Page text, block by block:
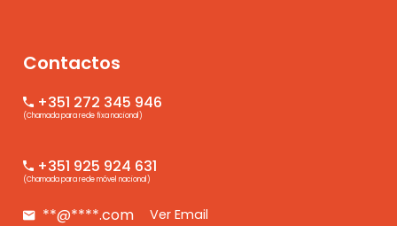
Contactos
+351 272 345 946
(Chamada para rede fixa nacional)
+351 925 924 631
(Chamada para rede móvel nacional)
**@****.com Ver Email